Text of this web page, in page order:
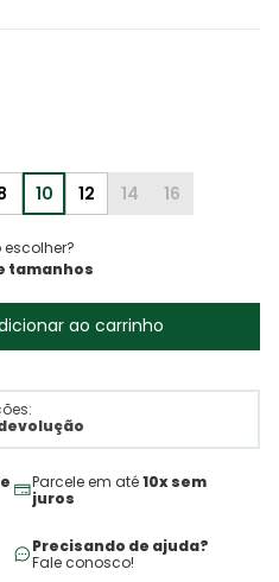
10 12 14 16
ao carrinho
Parcele em até10x sem
juros
Precisando de ajuda?
Fale conosco!